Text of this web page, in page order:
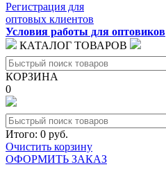
Регистрация для
оптовых клиентов
Условия работы для оптовиков
КАТАЛОГ ТОВАРОВ
КОРЗИНА
0
Итого: 0 руб.
Очистить корзину
ОФОРМИТЬ ЗАКАЗ